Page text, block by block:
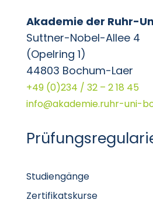
Akademie der Ruhr-
Suttner-Nobel-Allee 4
(Opelring 1)
44803 Bochum-Laer
+49 (0)234 / 32 – 2 18 45
info@akademie.ruhr-uni-
Studiengänge
Zertifikatskurse